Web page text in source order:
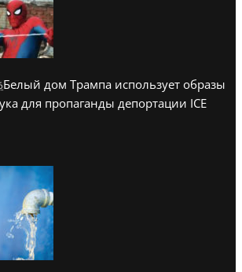
Белый дом Трампа использует образы
для пропаганды депортации ICE